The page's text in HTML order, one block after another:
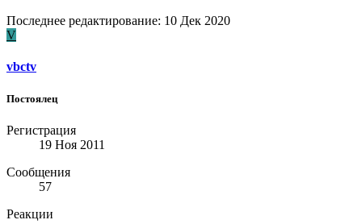
Последнее редактирование: 10 Дек 2020
V
vbctv
Постоялец
Регистрация
19 Ноя 2011
Сообщения
57
Реакции